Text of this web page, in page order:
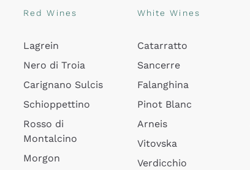
Red Wines
Lagrein
Nero di Troia
Carignano Sulcis
Schioppettino
Rosso di
Montalcino
Morgon
White Wines
Catarratto
Sancerre
Falanghina
Pinot Blanc
Arneis
Vitovska
Verdicchio